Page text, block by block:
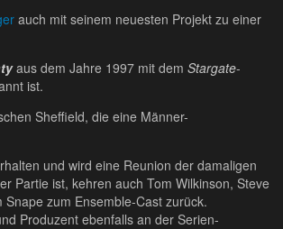
auch mit seinem neuesten Projekt zu einer
aus dem Jahre 1997 mit dem Stargate-
ist.
Sheffield, die eine Männer-
und wird eine Reunion der damaligen
Partie ist, kehren auch Tom Wilkinson, Steve
zum Ensemble-Cast zurück.
Produzent ebenfalls an der Serien-